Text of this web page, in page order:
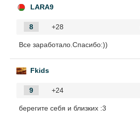
LARA9
8 +28
Все заработало.Спасибо:))
Fkids
9 +24
берегите себя и близких :3